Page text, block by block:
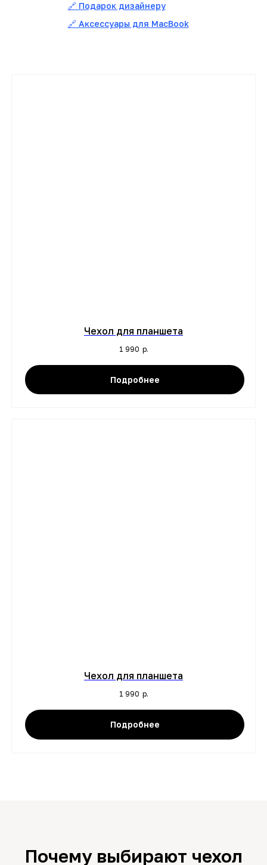
🔗 Подарок дизайнеру
🔗 Аксессуары для MacBook
Чехол для планшета
1 990 р.
Подробнее
Чехол для планшета
1 990 р.
Подробнее
Почему выбирают чехол